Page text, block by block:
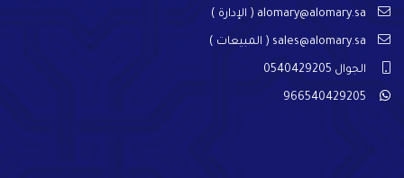
alomary@alomary.sa ( الإدارة )
sales@alomary.sa ( المبيعات )
الجوال 0540429205
966540429205